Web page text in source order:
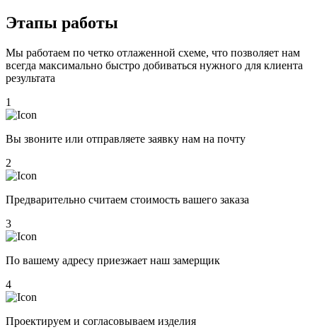
Этапы работы
Мы работаем по четко отлаженной схеме, что позволяет нам
всегда максимально быстро добиваться нужного для клиента
результата
1
Вы звоните или отправляете заявку нам на почту
2
Предварительно считаем стоимость вашего заказа
3
По вашему адресу приезжает наш замерщик
4
Проектируем и согласовываем изделия